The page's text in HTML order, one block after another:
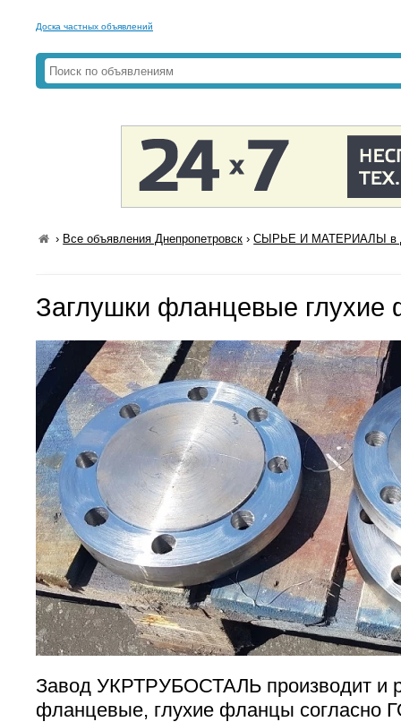
Доска частных объявлений
› Все объявления Днепропетровск ›СЫРЬЕ И МАТЕРИАЛЫ в
Заглушки фланцевые
Завод УКРТРУБОСТАЛЬ производит и
фланцевые, глухие фланцы согласно